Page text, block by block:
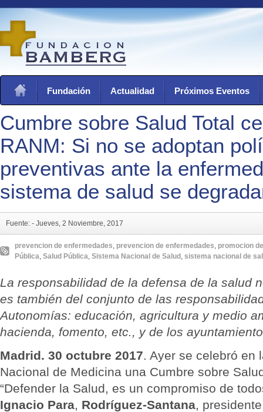
Fundación Actualidad Próximos Eventos
Cumbre sobre Salud Total
RANM: Si no se adoptan
preventivas ante la
sistema de salud se
Fuente: - Jueves, 2 Noviembre, 2017
prevencion de enfermedades, prevencion de enfermedades, promocion
Pública, Salud Pública, Sistema Nacional de Salud , sistema nacional de
La responsabilidad de la defensa de la salud
es también del conjunto de las
Autonomías: educación, agricultura y medio
hacienda, fomento, etc., y de los
Madrid. 30 octubre 2017. Ayer se celebró en
Nacional de Medicina una Cumbre sobre
“Defender la Salud, es un compromiso de
Ignacio Para, Rodríguez-Santana,